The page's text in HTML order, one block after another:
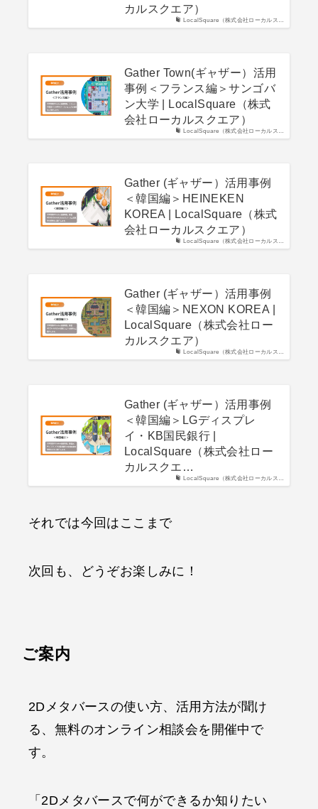
LocalSquare（株式会社ローカルス…
カルスクエア）
LocalSquare（株式会社ローカルス…
Gather Town(ギャザー）活用
事例＜フランス編＞サンゴバ
ン大学 | LocalSquare（株式
会社ローカルスクエア）
LocalSquare（株式会社ローカルス…
Gather (ギャザー）活用事例
＜韓国編＞HEINEKEN
KOREA | LocalSquare（株式
会社ローカルスクエア）
LocalSquare（株式会社ローカルス…
Gather (ギャザー）活用事例
＜韓国編＞NEXON KOREA |
LocalSquare（株式会社ロー
カルスクエア）
LocalSquare（株式会社ローカルス…
Gather (ギャザー）活用事例
＜韓国編＞LGディスプレ
イ・KB国民銀行 |
LocalSquare（株式会社ロー
カルスクエ…
それでは今回はここまで
次回も、どうぞお楽しみに！
ご案内
2Dメタバースの使い方、活用方法が聞け
る、無料のオンライン相談会を開催中で
す。
「2Dメタバースで何ができるか知りたい